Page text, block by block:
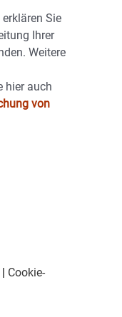
Sie
Ihrer
Weitere
hier auch
von
| Cookie-